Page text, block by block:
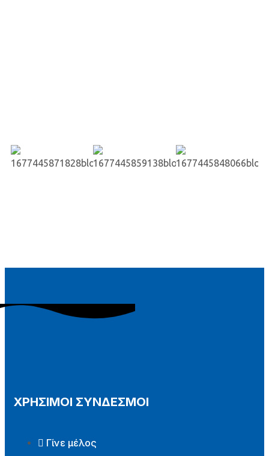
ΧΡΗΣΙΜΟΙ ΣΥΝΔΕΣΜΟΙ
Γίνε μέλος